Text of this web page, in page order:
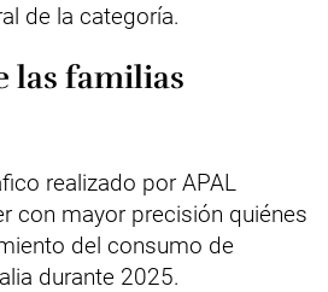
de la categoría.
las familias
realizado por APAL
con mayor precisión quiénes
del consumo de
durante 2025.